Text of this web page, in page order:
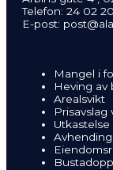
Telefon: 24 02
E-post:
Mangel i
Heving av
Arealsvikt
Prisavslag